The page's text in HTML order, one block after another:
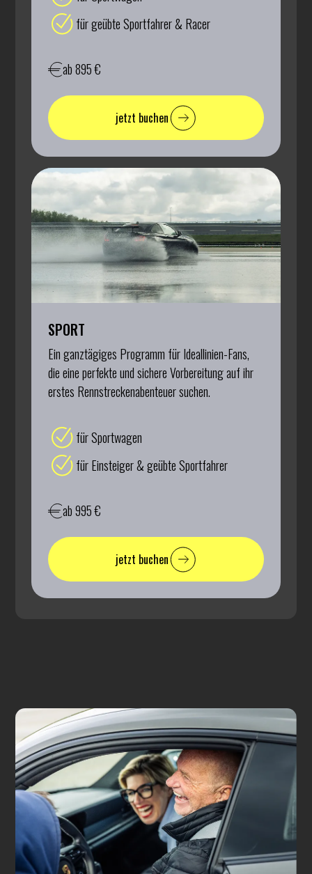
für geübte Sportfahrer & Racer
ab 895 €
jetzt buchen
SPORT
Ein ganztägiges Programm für Ideallinien-Fans,
die eine perfekte und sichere Vorbereitung auf ihr
erstes Rennstreckenabenteuer suchen.
für Sportwagen
für Einsteiger & geübte Sportfahrer
ab 995 €
jetzt buchen